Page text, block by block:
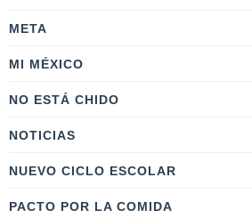
META
MI MÉXICO
NO ESTÁ CHIDO
NOTICIAS
NUEVO CICLO ESCOLAR
PACTO POR LA COMIDA